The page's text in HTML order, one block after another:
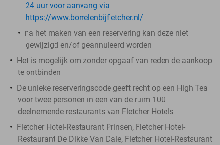
24 uur voor aanvang via
https://www.borrelenbijfletcher.nl/
na het maken van een reservering kan deze niet
gewijzigd en/of geannuleerd worden
Het is mogelijk om zonder opgaaf van reden de aankoop
te ontbinden
De unieke reserveringscode geeft recht op een High Tea
voor twee personen in één van de ruim 100
deelnemende restaurants van Fletcher Hotels
Fletcher Hotel-Restaurant Prinsen, Fletcher Hotel-
Restaurant De Dikke Van Dale, Fletcher Hotel-Restaurant